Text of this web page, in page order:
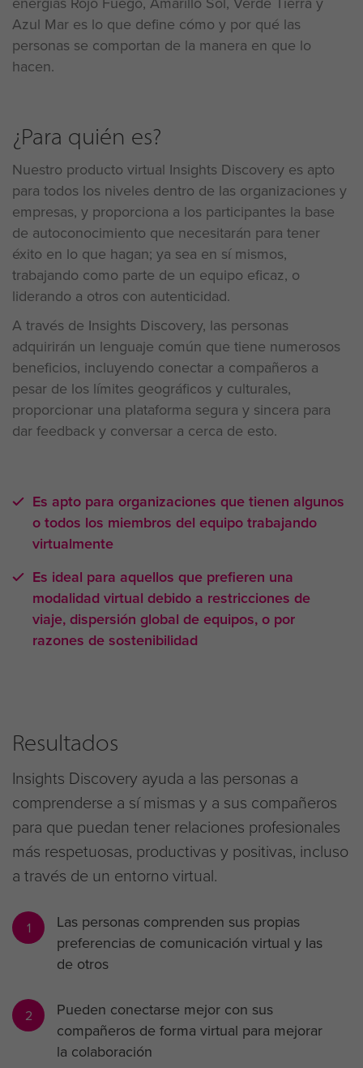
Azul Mar es lo que define cómo y por qué las
personas se comportan de la manera en que lo
hacen.
¿Para quién es?
Nuestro producto virtual Insights Discovery es apto
para todos los niveles dentro de las organizaciones y
empresas, y proporciona a los participantes la base
de autoconocimiento que necesitarán para tener
éxito en lo que hagan; ya sea en sí mismos,
trabajando como parte de un equipo eficaz, o
liderando a otros con autenticidad.
A través de Insights Discovery, las personas
adquirirán un lenguaje común que tiene numerosos
beneficios, incluyendo conectar a compañeros a
pesar de los límites geográficos y culturales,
proporcionar una plataforma segura y sincera para
dar feedback y conversar a cerca de esto.
Es apto para organizaciones que tienen algunos
o todos los miembros del equipo trabajando
virtualmente
Es ideal para aquellos que prefieren una
modalidad virtual debido a restricciones de
viaje, dispersión global de equipos, o por
razones de sostenibilidad
Resultados
Insights Discovery ayuda a las personas a
comprenderse a sí mismas y a sus compañeros
para que puedan tener relaciones profesionales
más respetuosas, productivas y positivas, incluso
a través de un entorno virtual.
1
Las personas comprenden sus propias
preferencias de comunicación virtual y las
de otros
2
Pueden conectarse mejor con sus
compañeros de forma virtual para mejorar
la colaboración